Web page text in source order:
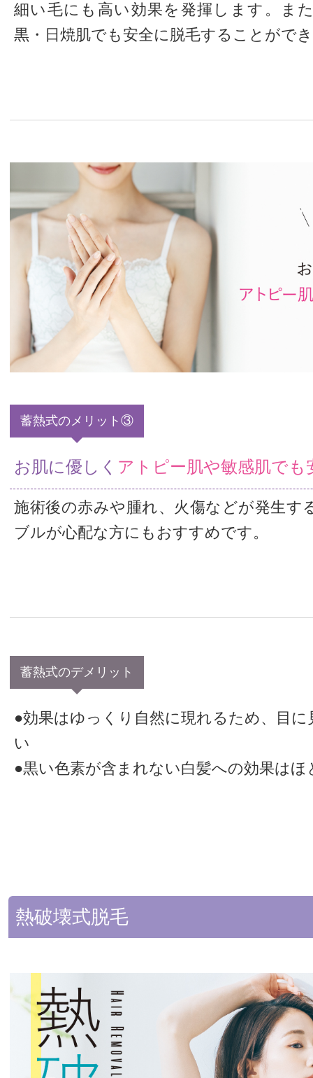
細い毛にも高い効果を発揮します。ま
黒・日焼肌でも安全に脱毛することがで
蓄熱式のメリット③
お肌に優しく アトピー肌や敏感肌でも
施術後の赤みや腫れ、火傷などが発生す
ブルが心配な方にもおすすめです。
蓄熱式のデメリット
●効果はゆっくり自然に現れるため、目
い
●黒い色素が含まれない白髪への効果は
熱破壊式脱毛